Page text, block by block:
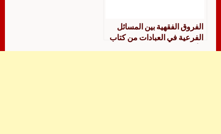
الفروق الفقهية بين المسائل
الفرعية في العبادات من كتاب